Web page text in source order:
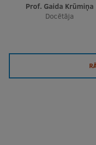
Prof. Gaida Krūmiņa
Docētāja